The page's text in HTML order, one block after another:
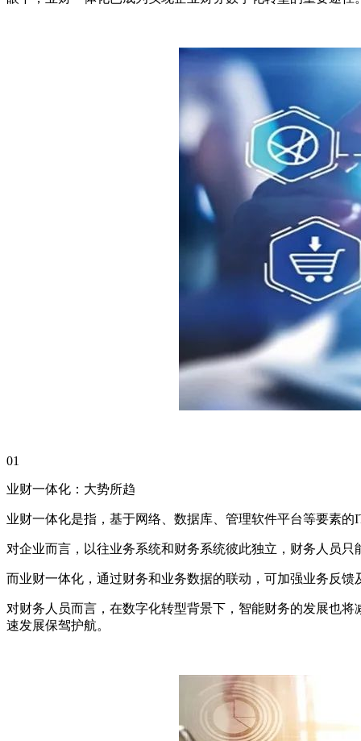
01
业财一体化：大势所趋
业财一体化是指，基于网络、数据库、管理软件平台等要素
对企业而言，以往业务系统和财务系统彼此独立，财务人员
而业财一体化，通过财务和业务数据的联动，可加强业务反
对财务人员而言，在数字化转型背景下，智能财务的发展也
速发展保驾护航。